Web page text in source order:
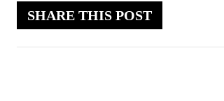
SHARE THIS POST